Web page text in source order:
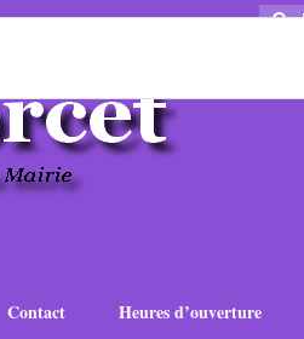
Contact Heures d’ouverture